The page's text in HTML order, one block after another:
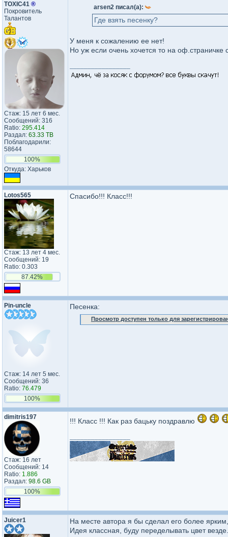
TOXIC41 ®
Покровитель
Талантов
Стаж: 15 лет 6 мес.
Сообщений: 316
Ratio: 295.414
Раздал: 63.33 TB
Поблагодарили:
58644
100%
Откуда: Харьков
arsen2 писал(а):
Где взять песенку?
У меня к сожалению ее нет!
Но уж если очень хочется то на
Lotos565
Стаж: 13 лет 4 мес.
Сообщений: 19
Ratio: 0.303
87.42%
Спасибо!!! Класс!!!
Pin-uncle
Стаж: 14 лет 5 мес.
Сообщений: 36
Ratio: 76.479
100%
Песенка:
Просмотр доступен только для
dimitris197
Стаж: 16 лет
Сообщений: 14
Ratio: 1.886
Раздал: 98.6 GB
100%
!!! Класс !!! Как раз бацьку поздравлю
Juicer1
На месте автора я бы сделал его более
Идея классная, буду переделывать цвет